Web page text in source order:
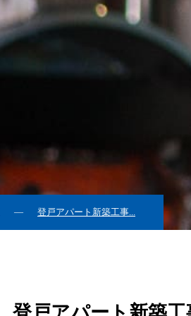
登戸アパート新築工事...